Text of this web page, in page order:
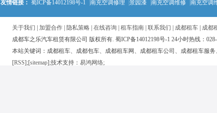
友情链接： 蜀ICP备14012198号-1 南充空调修理 景园漆 南充空调维修 南充空调
关于我们 加盟合作 隐私策略 在线咨询 租车指南 联系我们 成都租车
成都
成都车之乐汽车租赁有限公司 版权所有. 蜀ICP备14012198号-1 24小时热线：
本站关键词：成都租车、成都包车、成都租车网、成都租车公司、成都租车服
[RSS];[sitemap];技术支持： 易鸿网络;